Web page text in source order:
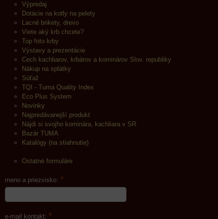
Výpredaj
Dotácie na kotly na pelety
Lacné brikety, drevo
Viete aký krb chcete?
Top foto krby
Výstavy a prezentácie
Cech kachliarov, krbárov a kominárov Slov. republiky
Nákup na splátky
Súťaž
TQI - Tuma Quality Index
Eco Plus System
Novinky
Najpredávanejší produkt
Nájdi si svojho kominára, kachliara v SR
Bazár TUMA
Katalógy (na stiahnutie)
Ostatné formuláre
meno a priezvisko: *
e-mail kontakt: *